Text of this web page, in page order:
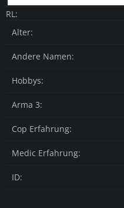
RL:
Alter:
Andere Namen:
Hobbys:
Arma 3:
Cop Erfahrung:
Medic Erfahrung:
ID: